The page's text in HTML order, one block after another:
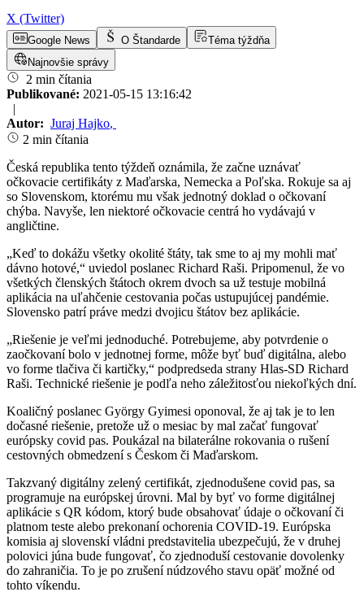
X (Twitter)
Google News O Štandarde
Téma týždňa
Najnovšie správy
2 min čítania
Publikované: 2021-05-15 13:16:42
|
Autor: Juraj Hajko,
2 min čítania
Česká republika tento týždeň oznámila, že začne uznávať
očkovacie certifikáty z Maďarska, Nemecka a Poľska. Rokuje sa aj
so Slovenskom, ktorému mu však jednotný doklad o očkovaní
chýba. Navyše, len niektoré očkovacie centrá ho vydávajú v
angličtine.
„Keď to dokážu všetky okolité štáty, tak sme to aj my mohli mať
dávno hotové,“ uviedol poslanec Richard Raši. Pripomenul, že vo
všetkých členských štátoch okrem dvoch sa už testuje mobilná
aplikácia na uľahčenie cestovania počas ustupujúcej pandémie.
Slovensko patrí práve medzi dvojicu štátov bez aplikácie.
„Riešenie je veľmi jednoduché. Potrebujeme, aby potvrdenie o
zaočkovaní bolo v jednotnej forme, môže byť buď digitálna, alebo
vo forme tlačiva či kartičky,“ podpredseda strany Hlas-SD Richard
Raši. Technické riešenie je podľa neho záležitosťou niekoľkých dní.
Koaličný poslanec György Gyimesi oponoval, že aj tak je to len
dočasné riešenie, pretože už o mesiac by mal začať fungovať
európsky covid pas. Poukázal na bilaterálne rokovania o rušení
cestovných obmedzení s Českom či Maďarskom.
Takzvaný digitálny zelený certifikát, zjednodušene covid pas, sa
programuje na európskej úrovni. Mal by byť vo forme digitálnej
aplikácie s QR kódom, ktorý bude obsahovať údaje o očkovaní či
platnom teste alebo prekonaní ochorenia COVID-19. Európska
komisia aj slovenskí vládni predstavitelia ubezpečujú, že v druhej
polovici júna bude fungovať, čo zjednoduší cestovanie dovolenky
do zahraničia. To je po zrušení núdzového stavu opäť možné od
tohto víkendu.